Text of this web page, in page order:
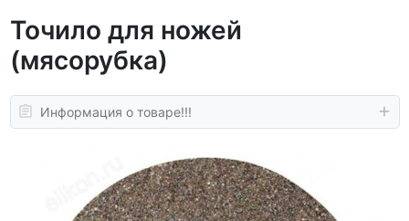
Точило для ножей
(мясорубка)
Информация о товаре!!!